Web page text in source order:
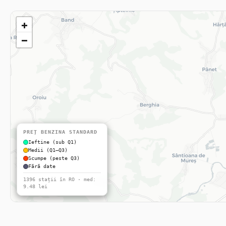
+
−
PREȚ BENZINA STANDARD
Ieftine (sub Q1)
Medii (Q1–Q3)
Scumpe (peste Q3)
Fără date
1396 stații în RO · med:
9.48 lei